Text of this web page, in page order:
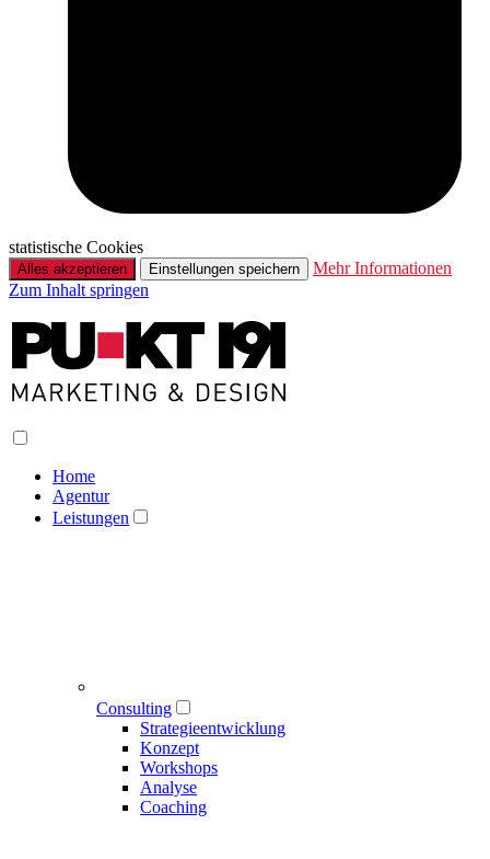
statistische Cookies
Alles akzeptieren Einstellungen speichern
Mehr Informationen
Zum Inhalt springen
Home
Agentur
Leistungen
Consulting
Strategieentwicklung
Konzept
Workshops
Analyse
Coaching